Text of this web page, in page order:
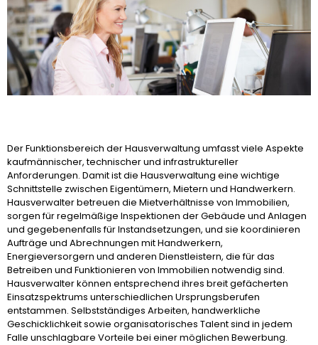
Der Funktionsbereich der Hausverwaltung umfasst viele Aspekte
kaufmännischer, technischer und infrastruktureller
Anforderungen. Damit ist die Hausverwaltung eine wichtige
Schnittstelle zwischen Eigentümern, Mietern und Handwerkern.
Hausverwalter betreuen die Mietverhältnisse von Immobilien,
sorgen für regelmäßige Inspektionen der Gebäude und Anlagen
und gegebenenfalls für Instandsetzungen, und sie koordinieren
Aufträge und Abrechnungen mit Handwerkern,
Energieversorgern und anderen Dienstleistern, die für das
Betreiben und Funktionieren von Immobilien notwendig sind.
Hausverwalter können entsprechend ihres breit gefächerten
Einsatzspektrums unterschiedlichen Ursprungsberufen
entstammen. Selbstständiges Arbeiten, handwerkliche
Geschicklichkeit sowie organisatorisches Talent sind in jedem
Falle unschlagbare Vorteile bei einer möglichen Bewerbung.